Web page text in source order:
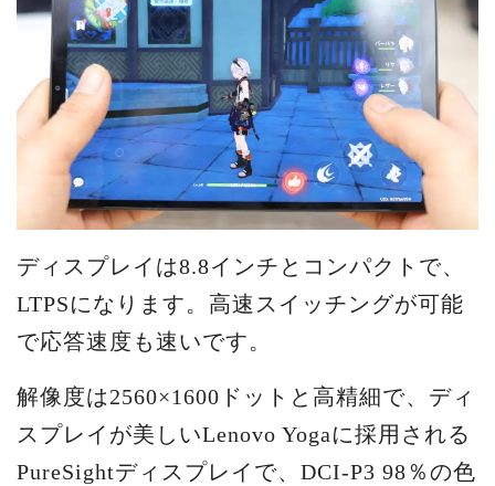
ディスプレイは8.8インチとコンパクトで、
LTPSになります。高速スイッチングが可能
で応答速度も速いです。
解像度は2560×1600ドットと高精細で、ディ
スプレイが美しいLenovo Yogaに採用される
PureSightディスプレイで、DCI-P3 98％の色